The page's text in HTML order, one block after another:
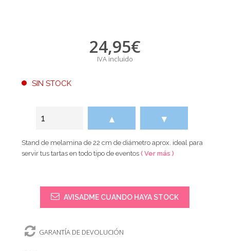
24,95€
IVA incluido
SIN STOCK
▲ ▼
Stand de melamina de 22 cm de diámetro aprox. ideal para
servir tus tartas en todo tipo de eventos( Ver más )
AVISADME CUANDO HAYA STOCK
GARANTÍA DE DEVOLUCIÓN